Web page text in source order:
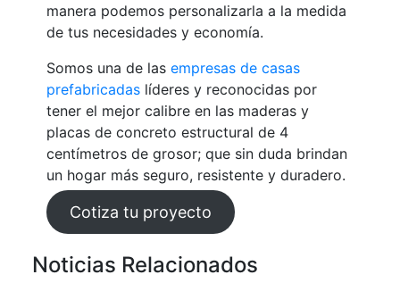
manera podemos personalizarla a la medida
de tus necesidades y economía.
Somos una de las empresas de casas
prefabricadaslíderes y reconocidas por
tener el mejor calibre en las maderas y
placas de concreto estructural de 4
centímetros de grosor; que sin duda brindan
un hogar más seguro, resistente y duradero.
Cotiza tu proyecto
Noticias Relacionados